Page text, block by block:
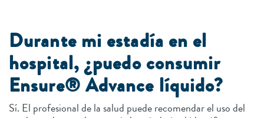
Durante mi estadía en el
hospital, ¿puedo consumir
Ensure® Advance líquido?
Sí. El profesional de la salud puede recomendar el uso del